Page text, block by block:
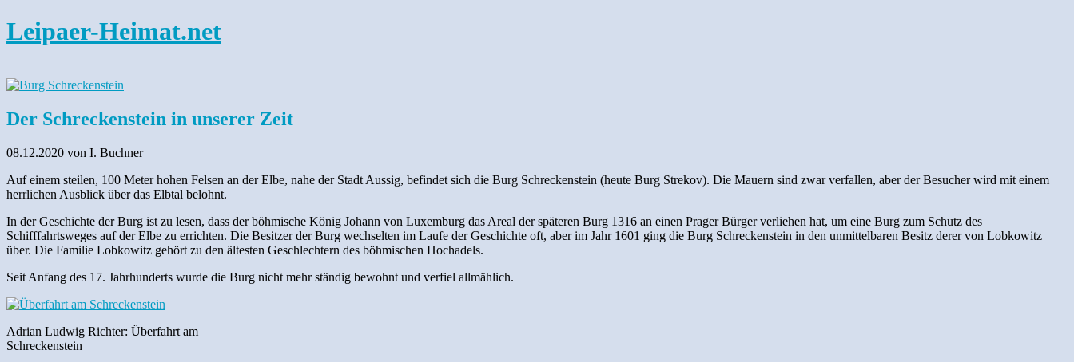
Leipaer-Heimat.net
Der Schreckenstein in unserer Zeit
08.12.2020 von I. Buchner
Auf einem steilen, 100 Meter hohen Felsen an der Elbe, nahe der Stadt Aussig, befindet sich die Burg Schreckenstein (heute Burg Strekov). Die Mauern sind zwar verfallen, aber der Besucher wird mit einem
herrlichen Ausblick über das Elbtal belohnt.
In der Geschichte der Burg ist zu lesen, dass der böhmische König Johann von Luxemburg das Areal der späteren Burg 1316 an einen Prager Bürger verliehen hat, um eine Burg zum Schutz des
Schifffahrtsweges auf der Elbe zu errichten. Die Besitzer der Burg wechselten im Laufe der Geschichte oft, aber im Jahr 1601 ging die Burg Schreckenstein in den unmittelbaren Besitz derer von Lobkowitz
über. Die Familie Lobkowitz gehört zu den ältesten Geschlechtern des böhmischen Hochadels.
Seit Anfang des 17. Jahrhunderts wurde die Burg nicht mehr ständig bewohnt und verfiel allmählich.
Adrian Ludwig Richter: Überfahrt am
Schreckenstein